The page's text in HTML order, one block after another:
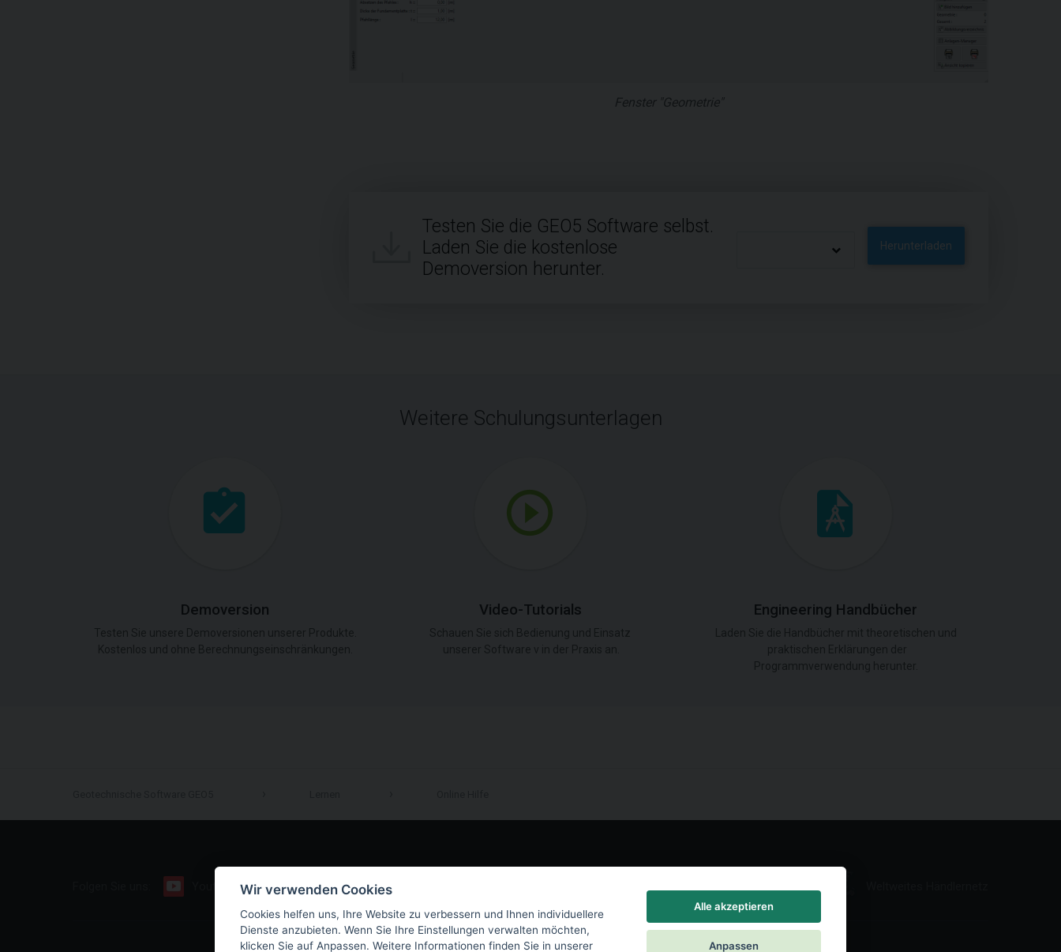
Fenster "Geometrie"
Testen Sie die GEO5 Software selbst.
Laden Sie die kostenlose
Demoversion herunter.
Herunterladen
Weitere Schulungsunterlagen
Demoversion Video-Tutorials Engineering Handbücher
Facebook
Wir verwenden Cookies
Cookies helfen uns, Ihre Website zu verbessern und Ihnen individuellere
Dienste anzubieten. Wenn Sie Ihre Einstellungen verwalten möchten,
klicken Sie auf Anpassen. Weitere Informationen finden Sie in unserer
Alle akzeptieren
Anpassen